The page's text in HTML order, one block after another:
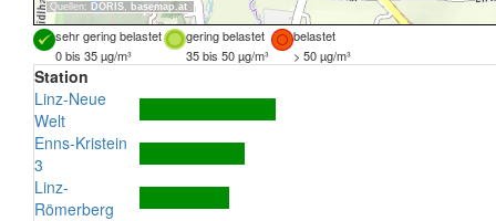
Quellen: DORIS, basemap.at
sehr gering belastet gering belastet
belastet
0 bis 35 µg/m³
35 bis 50 µg/m³ > 50 µg/m³
Station
Linz-Neue
Welt
Enns-Kristein
3
Linz-
Römerberg